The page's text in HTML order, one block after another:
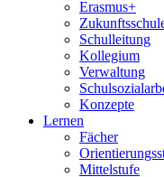
Erasmus+
Schulleitung
Kollegium
Verwaltung
Konzepte
Lernen
Fächer
Mittelstufe